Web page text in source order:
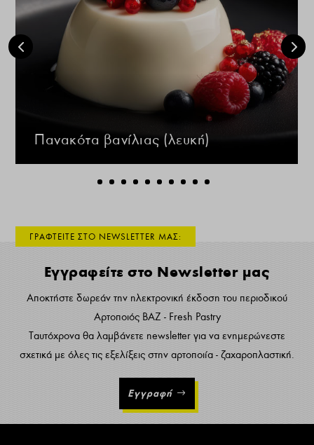
Πανακότα βανίλιας (λευκή)
ΓΡΑΦΤΕΙΤΕ ΣΤΟ NEWSLETTER ΜΑΣ:
Εγγραφείτε στο Newsletter μας
Αποκτήστε δωρεάν την ηλεκτρονική έκδοση του περιοδικού
Αρτοποιός ΒΑΖ - Fresh Pastry
Ταυτόχρονα θα λαμβάνετε newsletter για να ενημερώνεστε
σχετικά με όλες τις εξελίξεις στην αρτοποιία - ζαχαροπλαστική.
Εγγραφή